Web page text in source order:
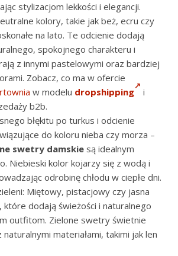
stylizacjom lekkości i elegancji.
kolory, takie jak beż, ecru czy
na lato. Te odcienie dodają
spokojnego charakteru i
z innymi pastelowymi oraz bardziej
Zobacz, co ma w ofercie
w modelu dropshipping
i
b2b.
błękitu po turkus i odcienie
do koloru nieba czy morza –
swetry damskie są idealnym
Niebieski kolor kojarzy się z wodą i
odrobinę chłodu w ciepłe dni.
Miętowy, pistacjowy czy jasna
dodają świeżości i naturalnego
outfitom. Zielone swetry świetnie
materiałami, takimi jak len